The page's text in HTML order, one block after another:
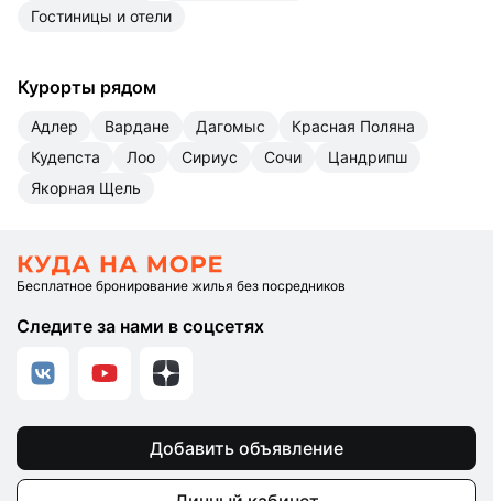
гостиницы и отели
Курорты рядом
Адлер Вардане Дагомыс
Красная Поляна
Кудепста
Лоо Сириус Сочи
Цандрипш
Якорная Щель
Бесплатное бронирование жилья без посредников
Следите за нами в соцсетях
Добавить объявление